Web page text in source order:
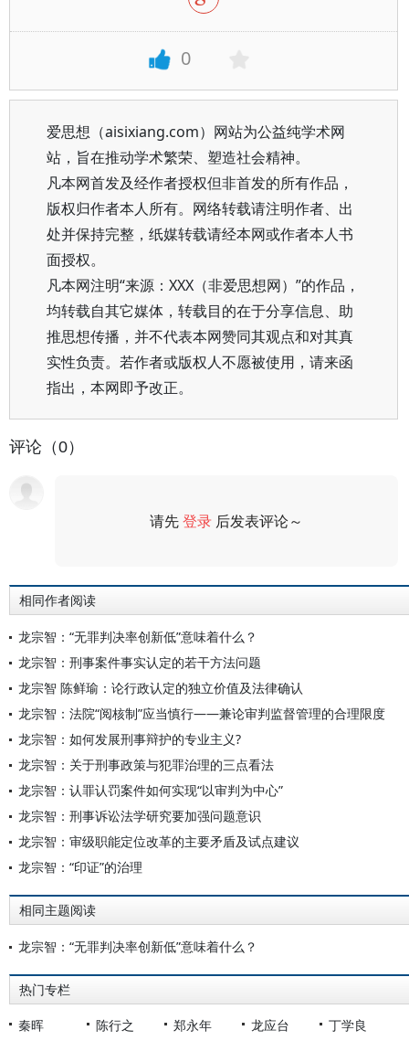
0
爱思想（aisixiang.com）网站为公益纯学术网
站，旨在推动学术繁荣、塑造社会精神。
凡本网首发及经作者授权但非首发的所有作品，
版权归作者本人所有。网络转载请注明作者、出
处并保持完整，纸媒转载请经本网或作者本人书
面授权。
凡本网注明“来源：XXX（非爱思想网）”的作品，
均转载自其它媒体，转载目的在于分享信息、助
推思想传播，并不代表本网赞同其观点和对其真
实性负责。若作者或版权人不愿被使用，请来函
指出，本网即予改正。
评论（0）
请先登录 后发表评论～
相同作者阅读
龙宗智：“无罪判决率创新低”意味着什么？
龙宗智：刑事案件事实认定的若干方法问题
龙宗智 陈鲜瑜：论行政认定的独立价值及法律确认
龙宗智：法院“阅核制”应当慎行——兼论审判监督管理的合理限度
龙宗智：如何发展刑事辩护的专业主义?
龙宗智：关于刑事政策与犯罪治理的三点看法
龙宗智：认罪认罚案件如何实现“以审判为中心”
龙宗智：刑事诉讼法学研究要加强问题意识
龙宗智：审级职能定位改革的主要矛盾及试点建议
龙宗智：“印证”的治理
相同主题阅读
龙宗智：“无罪判决率创新低”意味着什么？
热门专栏
秦晖 陈行之 郑永年 龙应台
丁学良